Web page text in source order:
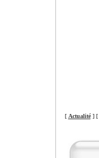
[ Actualité] [